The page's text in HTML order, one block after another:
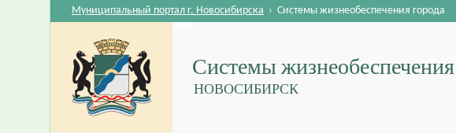
Системы жизнеобеспечения
НОВОСИБИРСК
Муниципальный портал г. Новосибирска › Системы жизнеобеспечения города